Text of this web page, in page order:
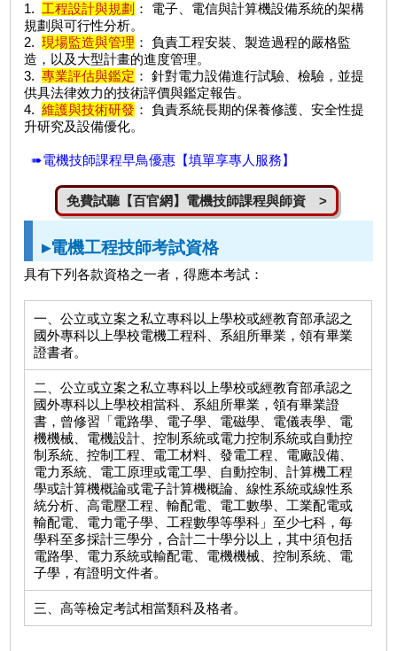
1. 工程設計與規劃 ： 電子、電信與計算機設備系統的架構
規劃與可行性分析。
2. 現場監造與管理 ： 負責工程安裝、製造過程的嚴格監
造，以及大型計畫的進度管理。
3. 專業評估與鑑定 ： 針對電力設備進行試驗、檢驗，並提
供具法律效力的技術評價與鑑定報告。
4. 維護與技術研發 ： 負責系統長期的保養修護、安全性提
升研究及設備優化。
➠電機技師課程早鳥優惠【填單享專人服務】
免費試聽【百官網】電機技師課程與師資 >
▸電機工程技師考試資格
具有下列各款資格之一者，得應本考試：
一、公立或立案之私立專科以上學校或經教育部承認之
國外專科以上學校電機工程科、系組所畢業，領有畢業
證書者。
二、公立或立案之私立專科以上學校或經教育部承認之
國外專科以上學校相當科、系組所畢業，領有畢業證
書，曾修習「電路學、電子學、電磁學、電儀表學、電
機機械、電機設計、控制系統或電力控制系統或自動控
制系統、控制工程、電工材料、發電工程、電廠設備、
電力系統、電工原理或電工學、自動控制、計算機工程
學或計算機概論或電子計算機概論、線性系統或線性系
統分析、高電壓工程、輸配電、電工數學、工業配電或
輸配電、電力電子學、工程數學等學科」至少七科，每
學科至多採計三學分，合計二十學分以上，其中須包括
電路學、電力系統或輸配電、電機機械、控制系統、電
子學，有證明文件者。
三、高等檢定考試相當類科及格者。